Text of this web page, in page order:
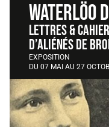
WATERLÖO
Lettres &
d’Aliénés de
EXPOSITION
DU 07 MAI AU 27